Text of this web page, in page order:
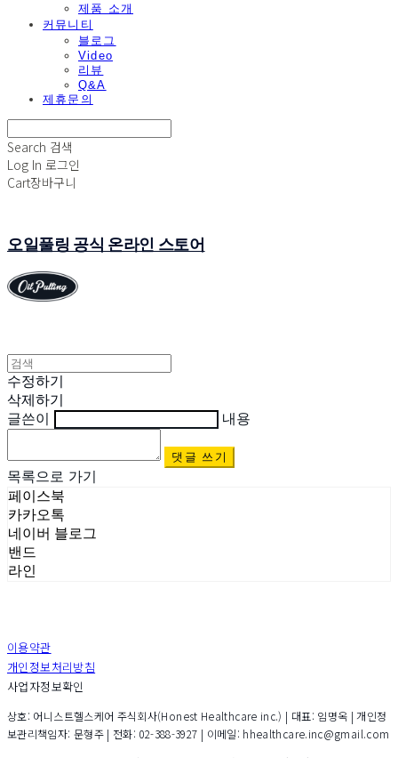
제품 소개
커뮤니티
블로그
Video
리뷰
Q&A
제휴문의
Search 검색
Log In 로그인
Cart장바구니
오일풀링 공식 온라인 스토어
수정하기
삭제하기
글쓴이
내용
댓글 쓰기
목록으로 가기
페이스북
카카오톡
네이버 블로그
밴드
라인
이용약관
개인정보처리방침
사업자정보확인
상호: 어니스트헬스케어 주식회사(Honest Healthcare inc.) | 대표: 임명옥 | 개인정
보관리책임자: 문형주 | 전화: 02-388-3927 | 이메일: hhealthcare.inc@gmail.com